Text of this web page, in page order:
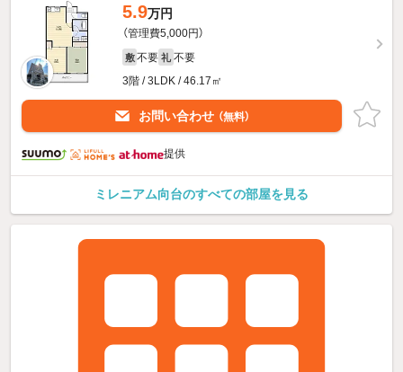
5.9万円
（管理費5,000円）
敷 不要 礼 不要
3階 / 3LDK / 46.17㎡
お問い合わせ （無料）
提供
ミレニアム向台のすべての部屋を見る